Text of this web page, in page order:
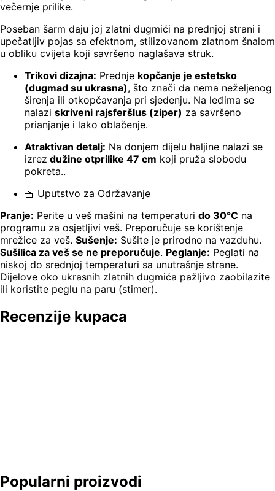
večernje prilike.
Poseban šarm daju joj zlatni dugmići na prednjoj strani i
upečatljiv pojas sa efektnom, stilizovanom zlatnom šnalom
u obliku cvijeta koji savršeno naglašava struk.
Trikovi dizajna: Prednje kopčanje je estetsko
(dugmad su ukrasna), što znači da nema neželjenog
širenja ili otkopčavanja pri sjedenju. Na leđima se
nalazi skriveni rajsferšlus (ziper) za savršeno
prianjanje i lako oblačenje.
Atraktivan detalj: Na donjem dijelu haljine nalazi se
izrez dužine otprilike 47 cm koji pruža slobodu
pokreta..
🧺 Uputstvo za Održavanje
Pranje: Perite u veš mašini na temperaturi do 30°C na
programu za osjetljivi veš. Preporučuje se korištenje
mrežice za veš. Sušenje: Sušite je prirodno na vazduhu.
Sušilica za veš se ne preporučuje. Peglanje: Peglati na
niskoj do srednjoj temperaturi sa unutrašnje strane.
Dijelove oko ukrasnih zlatnih dugmića pažljivo zaobilazite
ili koristite peglu na paru (stimer).
Recenzije kupaca
Popularni proizvodi